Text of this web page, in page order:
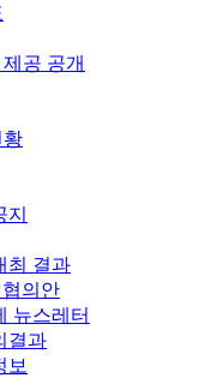
공 공개
황
최 결과
의안
뉴스레터
결과
보